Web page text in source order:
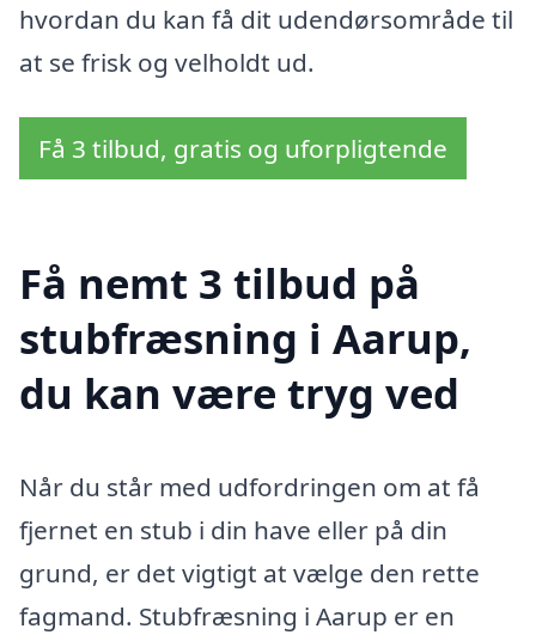
hvordan du kan få dit udendørsområde til
at se frisk og velholdt ud.
Få 3 tilbud, gratis og uforpligtende
Få nemt 3 tilbud på
stubfræsning i Aarup,
du kan være tryg ved
Når du står med udfordringen om at få
fjernet en stub i din have eller på din
grund, er det vigtigt at vælge den rette
fagmand. Stubfræsning i Aarup er en